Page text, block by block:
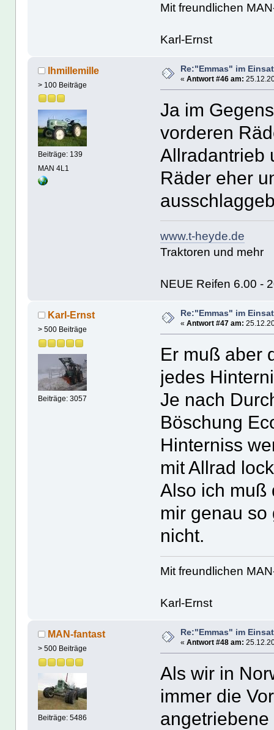
Mit freundlichen
Karl-Ernst
lhmillemille
> 100 Beiträge
Beiträge: 139
MAN 4L1
Re:"Emmas" im
« Antwort #46 am:
Ja im
vorderen
Allradantrieb
Räder eher
www.t-heyde.de
Traktoren und mehr
NEUE Reifen 6.00 -
Karl-Ernst
> 500 Beiträge
Beiträge: 3057
Re:"Emmas" im
« Antwort #47 am:
Er muß aber
jedes
Je nach
Böschung
Hinterniss
mit Allrad
Also ich muß
mir genau
nicht.
Mit freundlichen
Karl-Ernst
MAN-fantast
> 500 Beiträge
Beiträge: 5486
Re:"Emmas" im
« Antwort #48 am:
Als wir in
immer die